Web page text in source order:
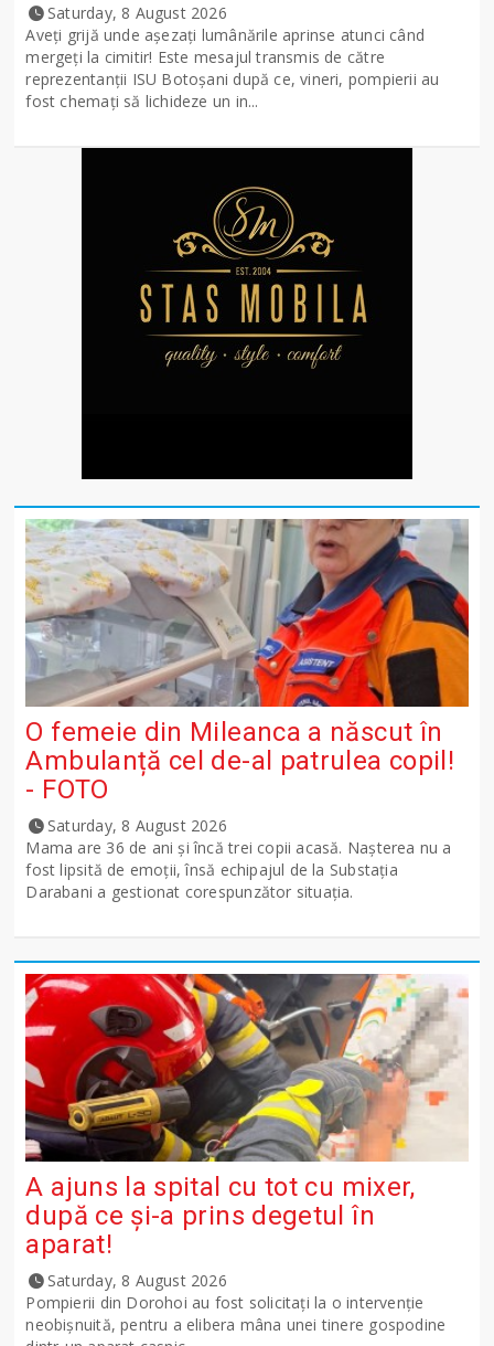
Saturday, 8 August 2026
Aveți grijă unde așezați lumânările aprinse atunci când
mergeți la cimitir! Este mesajul transmis de către
reprezentanții ISU Botoșani după ce, vineri, pompierii au
fost chemați să lichideze un in...
O femeie din Mileanca a născut în
Ambulanță cel de-al patrulea copil!
- FOTO
Saturday, 8 August 2026
Mama are 36 de ani și încă trei copii acasă. Nașterea nu a
fost lipsită de emoții, însă echipajul de la Substația
Darabani a gestionat corespunzător situația.
A ajuns la spital cu tot cu mixer,
după ce și-a prins degetul în
aparat!
Saturday, 8 August 2026
Pompierii din Dorohoi au fost solicitați la o intervenție
neobișnuită, pentru a elibera mâna unei tinere gospodine